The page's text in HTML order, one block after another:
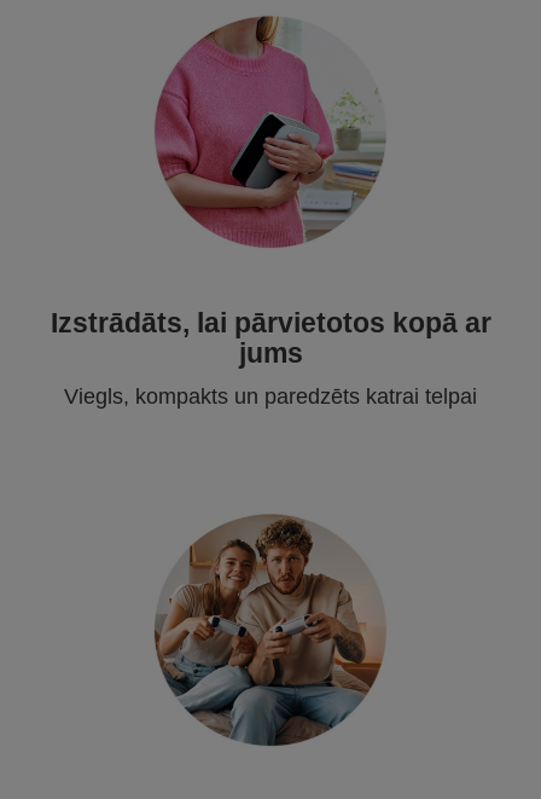
Izstrādāts, lai pārvietotos kopā ar
jums
Viegls, kompakts un paredzēts katrai telpai